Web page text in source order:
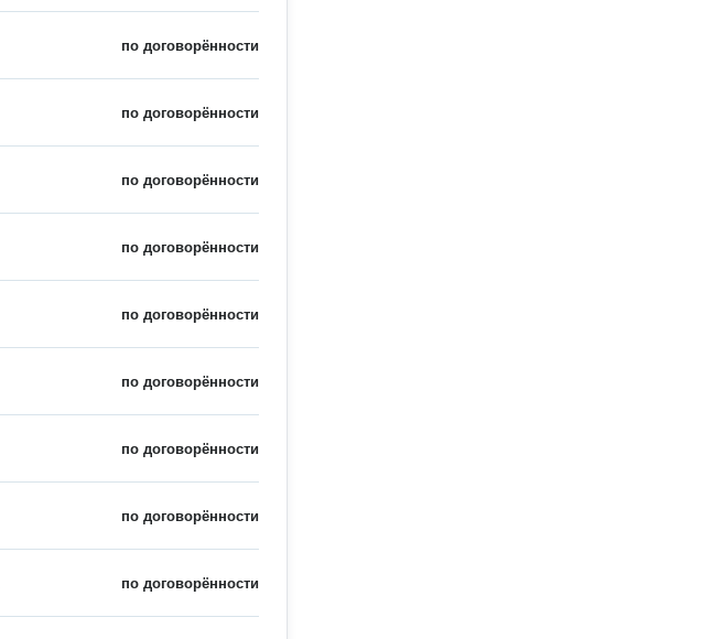
по договорённости
по договорённости
по договорённости
по договорённости
по договорённости
по договорённости
по договорённости
по договорённости
по договорённости